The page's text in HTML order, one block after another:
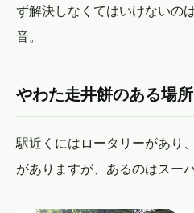
ず解決しなくてはいけないの
音。
やわた走井餅のある場所
駅近くにはロータリーがあり
がありますが、あるのはスー